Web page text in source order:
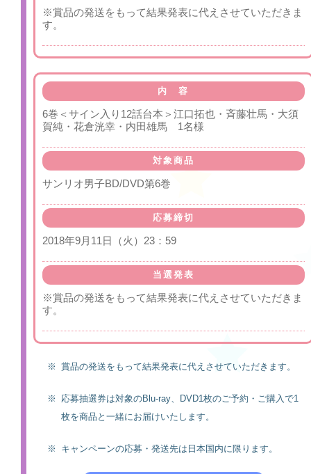
※賞品の発送をもって結果発表に代えさせていただきま
す。
内 容
6巻＜サイン入り12話台本＞江口拓也・斉藤壮馬・大須
賀純・花倉洸幸・内田雄馬 1名様
対象商品
サンリオ男子BD/DVD第6巻
応募締切
2018年9月11日（火）23：59
当選発表
※賞品の発送をもって結果発表に代えさせていただきま
す。
※ 賞品の発送をもって結果発表に代えさせていただきます。
※
応募抽選券は対象のBlu-ray、DVD1枚のご予約・ご購入で1
枚を商品と一緒にお届けいたします。
※ キャンペーンの応募・発送先は日本国内に限ります。